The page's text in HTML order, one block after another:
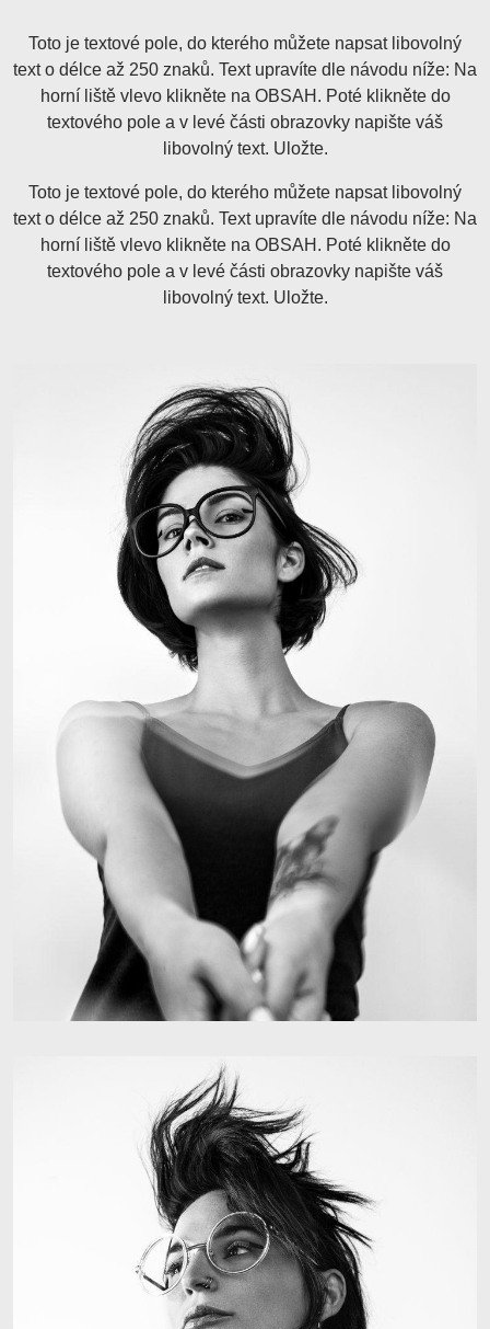
Toto je textové pole, do kterého můžete napsat libovolný
text o délce až 250 znaků. Text upravíte dle návodu níže: Na
horní liště vlevo klikněte na OBSAH. Poté klikněte do
textového pole a v levé části obrazovky napište váš
libovolný text. Uložte.
Toto je textové pole, do kterého můžete napsat libovolný
text o délce až 250 znaků. Text upravíte dle návodu níže: Na
horní liště vlevo klikněte na OBSAH. Poté klikněte do
textového pole a v levé části obrazovky napište váš
libovolný text. Uložte.